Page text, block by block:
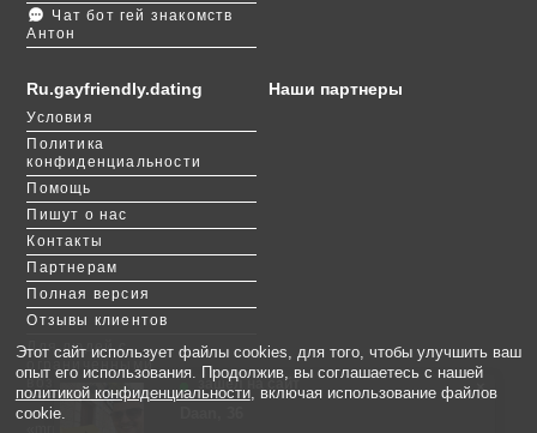
В Монреале преобладает франкоязычное
сообщениях «Bonjour» или «Salut». Онлайн-
новыми друзьями. Не исключайте возможности
влюбиться, потому что виртуальное общение
коварно: чувства возникают на ровном месте и
всецело поглощают.
Ru.gayfriendly.dating
Условия
Политика
конфиденциальности
Помощь
Пишут о нас
Контакты
Партнерам
Полная версия
Отзывы клиентов
Для людей с
ограниченными
возможностями
Чат бот гей знакомств
Антон
Наши партнеры
Этот сайт использует файлы cookies, для того, чтобы улучшить ваш
опыт его использования. Продолжив, вы соглашаетесь с нашей
политикой конфиденциальности, включая использование файлов
cookie.
×
зашёл на сайт